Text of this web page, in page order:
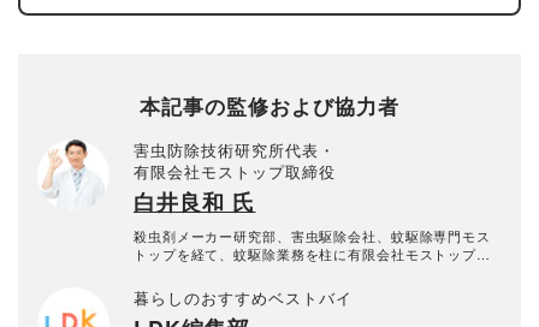
本記事の監修および協力者
害虫防除技術研究所代表・
有限会社モストップ取締役
白井良和 氏
殺虫剤メーカー研究部、害虫駆除会社、蚊駆除専門モス
トップを経て、蚊駆除業務を柱に有限会社モストップを
主な業務とし、書籍の出版なども行っている。
暮らしのおすすめベストバイ